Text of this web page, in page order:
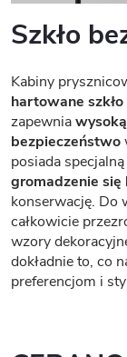
Szkło
Kabiny
hartowane
zapewnia
bezpieczeństwo
posiada specjalną
gromadzenie
konserwację. Do
całkowicie
wzory
dokładnie to, co
preferencjom i